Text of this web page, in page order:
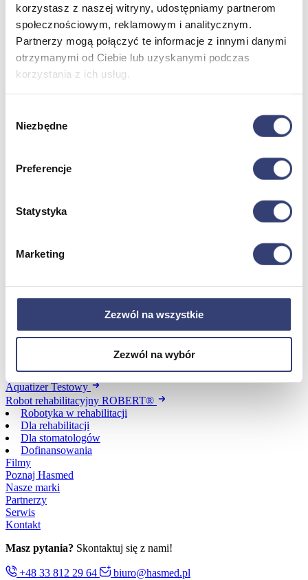
korzystasz z naszej witryny, udostępniamy partnerom
społecznościowym, reklamowym i analitycznym.
Partnerzy mogą połączyć te informacje z innymi danymi
otrzymanymi od Ciebie lub uzyskanymi podczas
korzystania z ich usług.
zgody
Niezbędne
Preferencje
Statystyka
Marketing
Zezwól na wszystkie
Zezwól na wybór
Stoły
Parawany
Fotele
Zobacz wszystko
Spa & Wellness
Wróć
Zdrowie i uroda
Zobacz wszystko
Wróć
Zobacz wszystko
Aquatizer Testowy
Robot rehabilitacyjny ROBERT®
Robotyka w rehabilitacji
Dla rehabilitacji
Dla stomatologów
Dofinansowania
Filmy
Poznaj Hasmed
Nasze marki
Partnerzy
Serwis
Kontakt
Masz pytania? Skontaktuj się z nami!
+48 33 812 29 64
biuro@hasmed.pl